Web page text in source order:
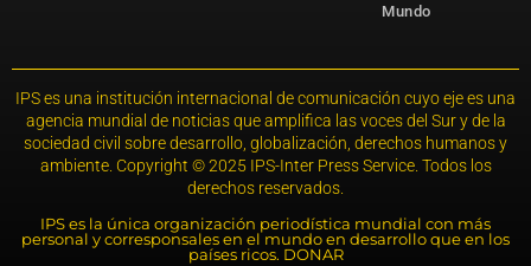
Mundo
IPS es una institución internacional de comunicación cuyo eje es una
agencia mundial de noticias que amplifica las voces del Sur y de la
sociedad civil sobre desarrollo, globalización, derechos humanos y
ambiente. Copyright © 2025 IPS-Inter Press Service. Todos los
derechos reservados.
IPS es la única organización periodística mundial con más
personal y corresponsales en el mundo en desarrollo que en los
países ricos. DONAR